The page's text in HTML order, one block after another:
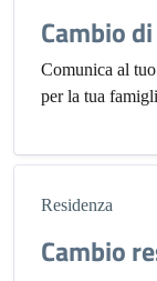
Cambio
Comunica al
per la tua
Residenza
Cambio